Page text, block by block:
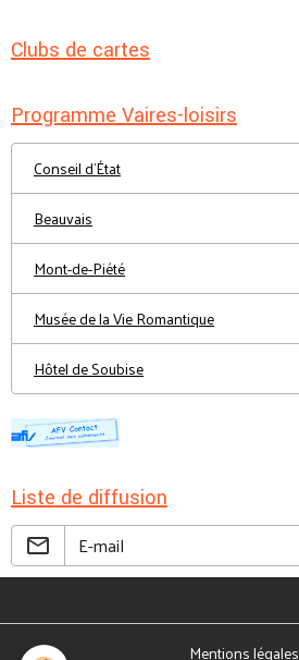
Clubs de cartes
Programme Vaires-loisirs
Conseil d'État
Beauvais
Mont-de-Piété
Musée de la Vie Romantique
Hôtel de Soubise
Liste de diffusion
Mentions légales